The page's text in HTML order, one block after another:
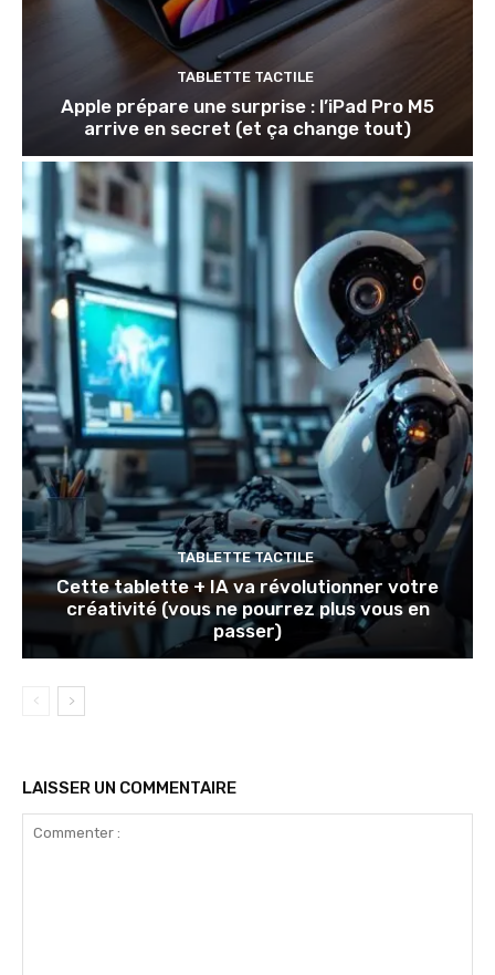
TABLETTE TACTILE
Apple prépare une surprise : l’iPad Pro M5
arrive en secret (et ça change tout)
TABLETTE TACTILE
Cette tablette + IA va révolutionner votre
créativité (vous ne pourrez plus vous en
passer)
LAISSER UN COMMENTAIRE